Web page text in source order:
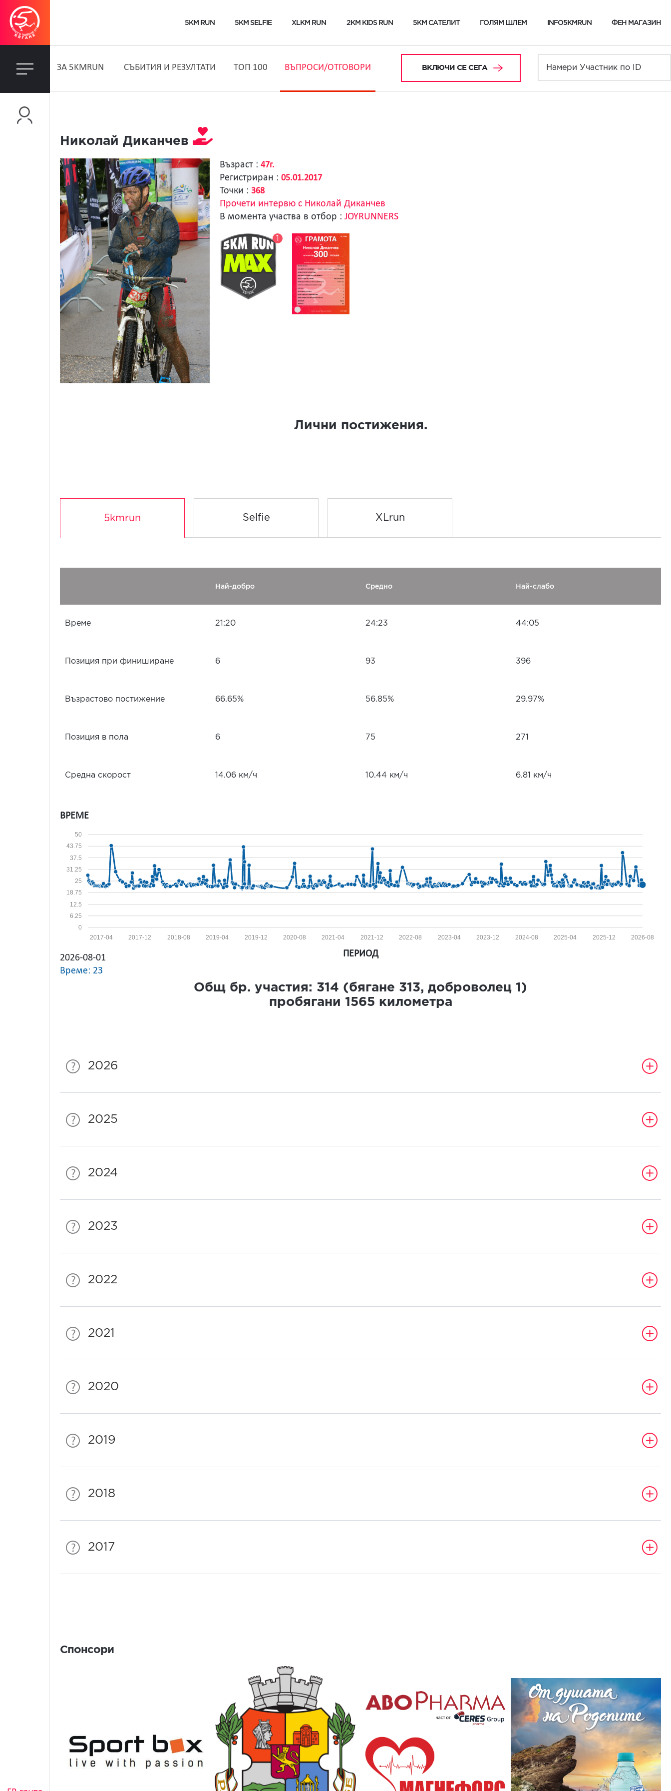
5KM RUN 5KM SELFIE XLKM RUN 2KM KIDS RUN 5KM САТЕЛИТ ГОЛЯМ ШЛЕМ INFO5KMRUN ФЕН МАГАЗИН
ЗA 5KMRUN СЪБИТИЯ И РЕЗУЛТАТИ ТОП 100 ВЪПРОСИ/ОТГОВОРИ ВКЛЮЧИ СЕ СЕГА
Николай Диканчев
Възраст : 47г.
Регистриран : 05.01.2017
Точки : 368
Прочети интервю с Николай Диканчев
В момента участва в отбор : JOYRUNNERS
1
Лични постижения.
5kmrun Selfie XLrun
Най-добро Средно Най-слабо
Време 21:20 24:23 44:05
Позиция при финиширане 6 93 396
Възрастово постижение 66.65% 56.85% 29.97%
Позиция в пола 6 75 271
Средна скорост 14.06 км/ч 10.44 км/ч 6.81 км/ч
ВРЕМЕ
0
6.25
12.5
18.75
25
31.25
37.5
43.75
50
2026-08
2025-12
2025-04
2024-08
2023-12
2023-04
2022-08
2021-12
2021-04
2020-08
2019-12
2019-04
2018-08
2017-12
2017-04
2026-08-01
Време: 23
ПЕРИОД
Общ бр. участия: 314 (бягане 313, доброволец 1 )
пробягани 1565 километра
2026
2025
2024
2023
2022
2021
2020
2019
2018
2017
Спонсори